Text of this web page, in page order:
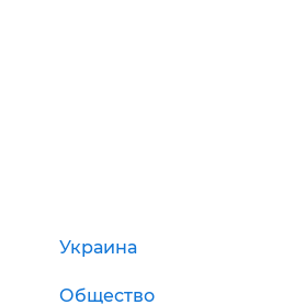
Украина
Общество